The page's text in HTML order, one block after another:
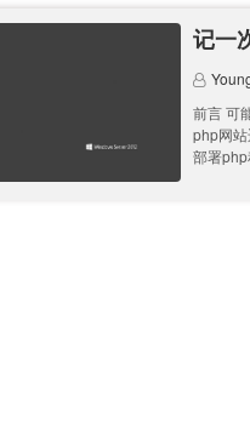
记一
前言 可
php网
部署